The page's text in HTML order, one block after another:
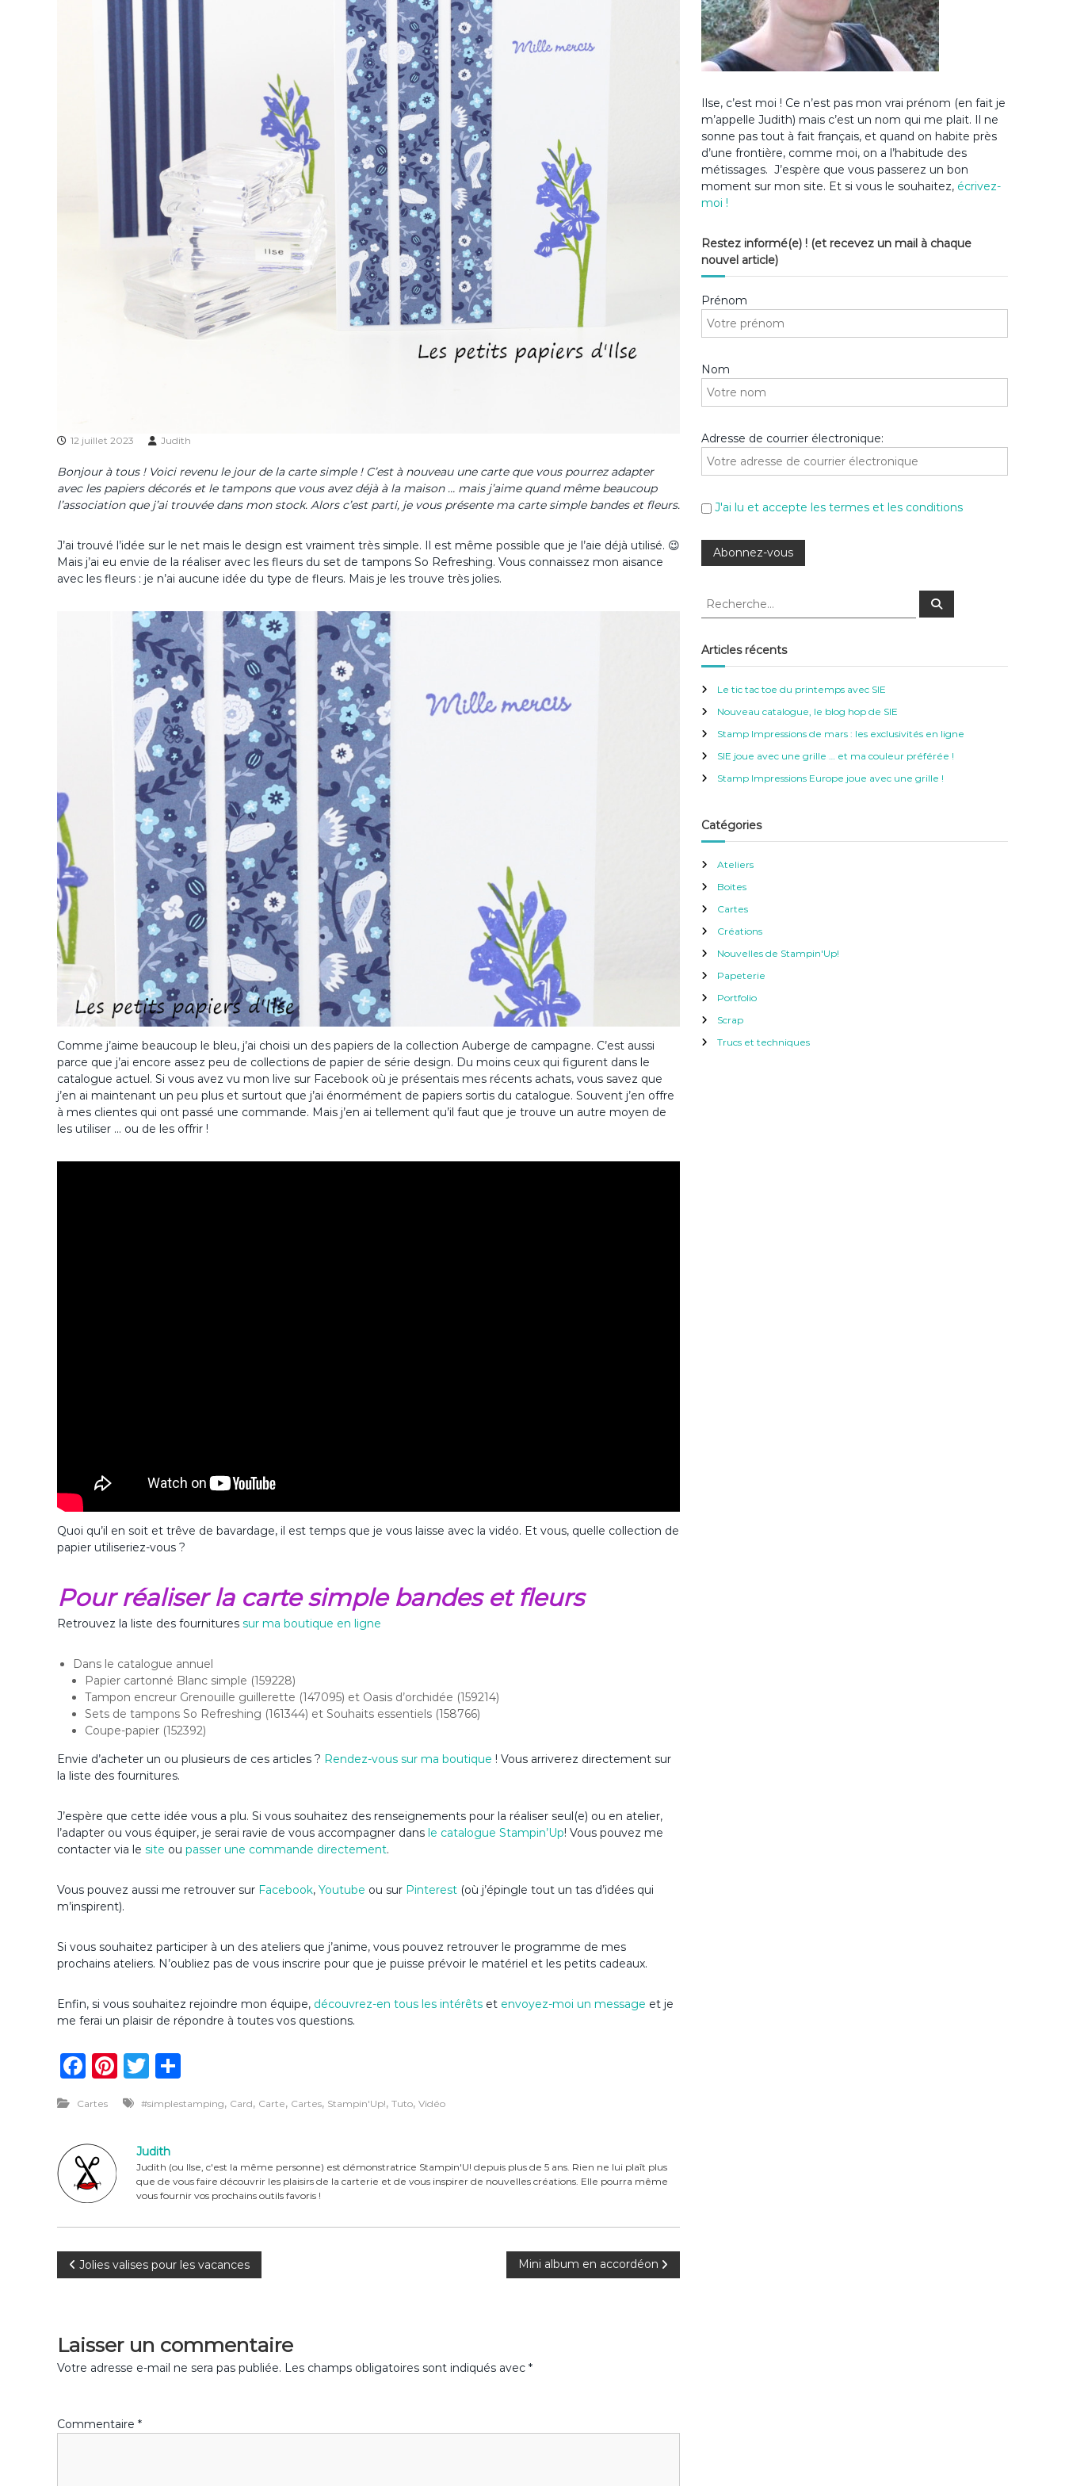
12 juillet 2023 Judith
Bonjour à tous ! Voici revenu le jour de la carte simple ! C’est à nouveau une carte que vous pourrez adapter
avec les papiers décorés et le tampons que vous avez déjà à la maison … mais j’aime quand même beaucoup
l’association que j’ai trouvée dans mon stock. Alors c’est parti, je vous présente ma carte simple bandes et fleurs.
J’ai trouvé l’idée sur le net mais le design est vraiment très simple. Il est même possible que je l’aie déjà utilisé. 😉
Mais j’ai eu envie de la réaliser avec les fleurs du set de tampons So Refreshing. Vous connaissez mon aisance
avec les fleurs : je n’ai aucune idée du type de fleurs. Mais je les trouve très jolies.
Comme j’aime beaucoup le bleu, j’ai choisi un des papiers de la collection Auberge de campagne. C’est aussi
parce que j’ai encore assez peu de collections de papier de série design. Du moins ceux qui figurent dans le
catalogue actuel. Si vous avez vu mon live sur Facebook où je présentais mes récents achats, vous savez que
j’en ai maintenant un peu plus et surtout que j’ai énormément de papiers sortis du catalogue. Souvent j’en offre
à mes clientes qui ont passé une commande. Mais j’en ai tellement qu’il faut que je trouve un autre moyen de
les utiliser … ou de les offrir !
Quoi qu’il en soit et trêve de bavardage, il est temps que je vous laisse avec la vidéo. Et vous, quelle collection de
papier utiliseriez-vous ?
Pour réaliser la carte simple bandes et fleurs
Retrouvez la liste des fournitures sur ma boutique en ligne
Dans le catalogue annuel
Papier cartonné Blanc simple (159228)
Tampon encreur Grenouille guillerette (147095) et Oasis d’orchidée (159214)
Sets de tampons So Refreshing (161344) et Souhaits essentiels (158766)
Coupe-papier (152392)
Envie d’acheter un ou plusieurs de ces articles ? Rendez-vous sur ma boutique ! Vous arriverez directement sur
la liste des fournitures.
J’espère que cette idée vous a plu. Si vous souhaitez des renseignements pour la réaliser seul(e) ou en atelier,
l’adapter ou vous équiper, je serai ravie de vous accompagner dans le catalogue Stampin’Up! Vous pouvez me
contacter via le site ou passer une commande directement.
Vous pouvez aussi me retrouver sur Facebook, Youtube ou sur Pinterest (où j’épingle tout un tas d’idées qui
m’inspirent).
Si vous souhaitez participer à un des ateliers que j’anime, vous pouvez retrouver le programme de mes
prochains ateliers. N’oubliez pas de vous inscrire pour que je puisse prévoir le matériel et les petits cadeaux.
Enfin, si vous souhaitez rejoindre mon équipe, découvrez-en tous les intérêts et envoyez-moi un message et je
me ferai un plaisir de répondre à toutes vos questions.
F
c
e
b
o
k
Pi
n
te
re
st
T
it
te
r
ta
er
Cartes #simplestamping, Card, Carte, Cartes, Stampin'Up!, Tuto, Vidéo
Judith
Judith (ou Ilse, c'est la même personne) est démonstratrice Stampin'U! depuis plus de 5 ans. Rien ne lui plaît plus
que de vous faire découvrir les plaisirs de la carterie et de vous inspirer de nouvelles créations. Elle pourra même
vous fournir vos prochains outils favoris !
N
v
i
Jolies valises pour les vacances Mini album en accordéon
Laisser un commentaire
Votre adresse e-mail ne sera pas publiée. Les champs obligatoires sont indiqués avec *
Commentaire *
Ilse, c’est moi ! Ce n’est pas mon vrai prénom (en fait je
m’appelle Judith) mais c’est un nom qui me plait. Il ne
sonne pas tout à fait français, et quand on habite près
d’une frontière, comme moi, on a l’habitude des
métissages. J’espère que vous passerez un bon
moment sur mon site. Et si vous le souhaitez, écrivez-
moi !
Restez informé(e) ! (et recevez un mail à chaque
nouvel article)
Prénom
Nom
Adresse de courrier électronique:
J'ai lu et accepte les termes et les conditions
R
h
e
c
h
e
:
R
c
Articles récents
Le tic tac toe du printemps avec SIE
Nouveau catalogue, le blog hop de SIE
Stamp Impressions de mars : les exclusivités en ligne
SIE joue avec une grille … et ma couleur préférée !
Stamp Impressions Europe joue avec une grille !
Catégories
Ateliers
Boites
Cartes
Créations
Nouvelles de Stampin'Up!
Papeterie
Portfolio
Scrap
Trucs et techniques